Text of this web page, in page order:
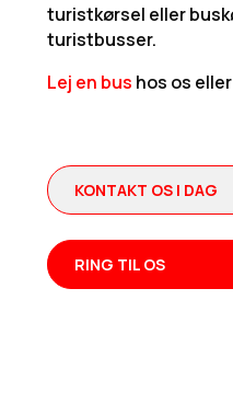
turistkørsel eller
turistbusser.
Lej en bus hos os
KONTAKT OS I DAG
RING TIL OS